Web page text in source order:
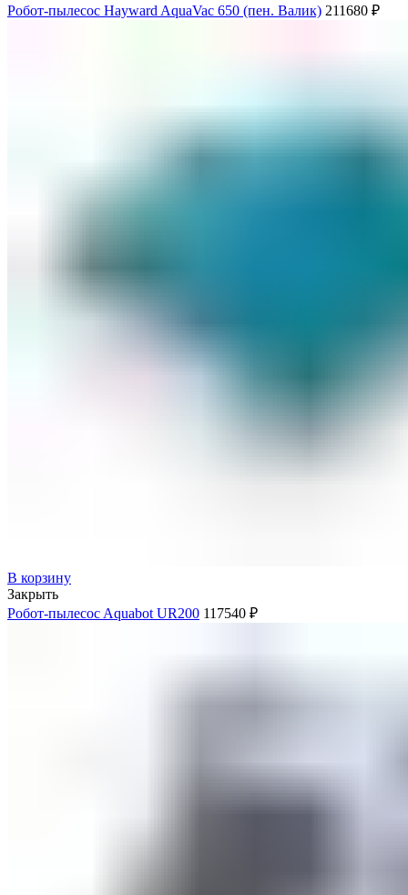
Робот-пылесос Hayward AquaVac 650 (пен. Валик) 211680 ₽
В корзину
Закрыть
Робот-пылесоc Aquabot UR200 117540 ₽